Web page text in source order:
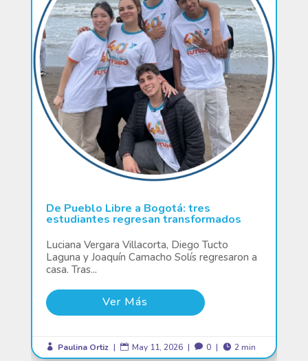
De Pueblo Libre a Bogotá: tres
estudiantes regresan transformados
Luciana Vergara Villacorta, Diego Tucto
Laguna y Joaquín Camacho Solís regresaron a
casa. Tras...
Ver Más
 Paulina Ortiz |  May 11, 2026 |  0 |  2 min